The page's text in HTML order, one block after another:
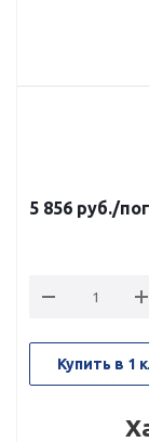
5 856 руб./
Купить в 1